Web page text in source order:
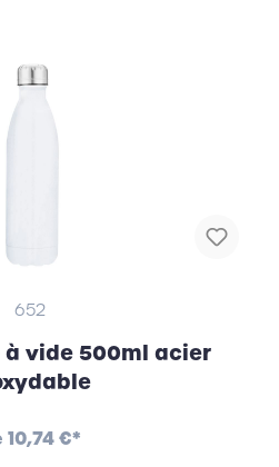
652
à vide 500ml acier
10,74 €*